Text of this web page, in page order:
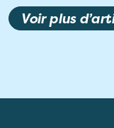
Voir plus